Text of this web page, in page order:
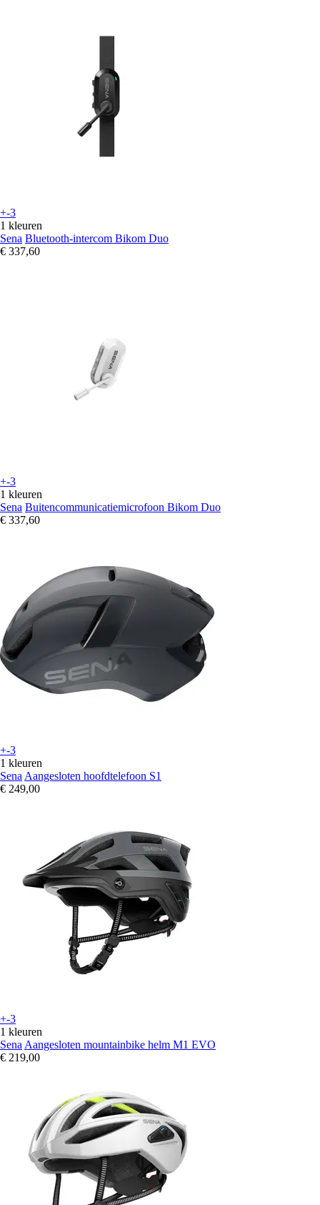
+-3
1 kleuren
Sena Bluetooth-intercom Bikom Duo
€ 337,60
+-3
1 kleuren
Sena Buitencommunicatiemicrofoon Bikom Duo
€ 337,60
+-3
1 kleuren
Sena Aangesloten hoofdtelefoon S1
€ 249,00
+-3
1 kleuren
Sena Aangesloten mountainbike helm M1 EVO
€ 219,00